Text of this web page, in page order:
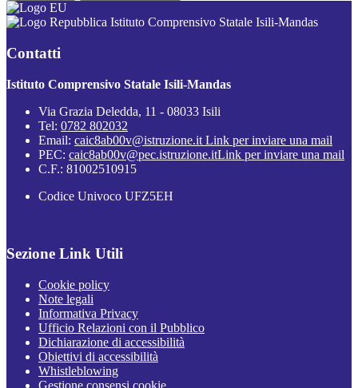
Istituto Comprensivo Statale Isili-Mandas
Contatti
Istituto Comprensivo Statale Isili-Mandas
Via Grazia Deledda, 11 - 08033 Isili
Tel: 0782 802032
Email: caic8ab00v@istruzione.it Link per inviare una mail
PEC: caic8ab00v@pec.istruzione.itLink per inviare una mail
C.F.: 81002510915
Codice Univoco UFZ5EH
Sezione Link Utili
Cookie policy
Note legali
Informativa Privacy
Ufficio Relazioni con il Pubblico
Dichiarazione di accessibilità
Obiettivi di accessibilità
Whistleblowing
Gestione consensi cookie